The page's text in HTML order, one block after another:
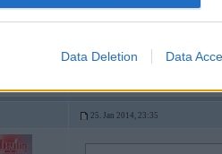
Data Deletion Data
M Touring
Antifrīzs kādā sakarā?
25. Jan 2014, 23:35